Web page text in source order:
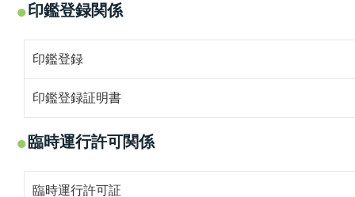
印鑑登録関係
印鑑登録
印鑑登録証明書
臨時運行許可関係
臨時運行許可証